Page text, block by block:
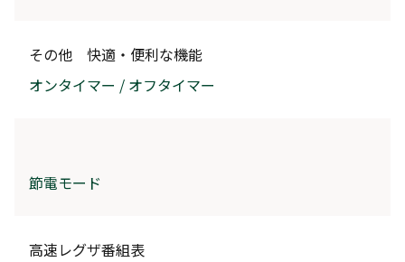
その他 快適・便利な機能
オンタイマー / オフタイマー
節電モード
高速レグザ番組表